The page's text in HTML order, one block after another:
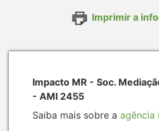
Imprimir a
Impacto MR - Soc.
- AMI 2455
Saiba mais sobre a agência